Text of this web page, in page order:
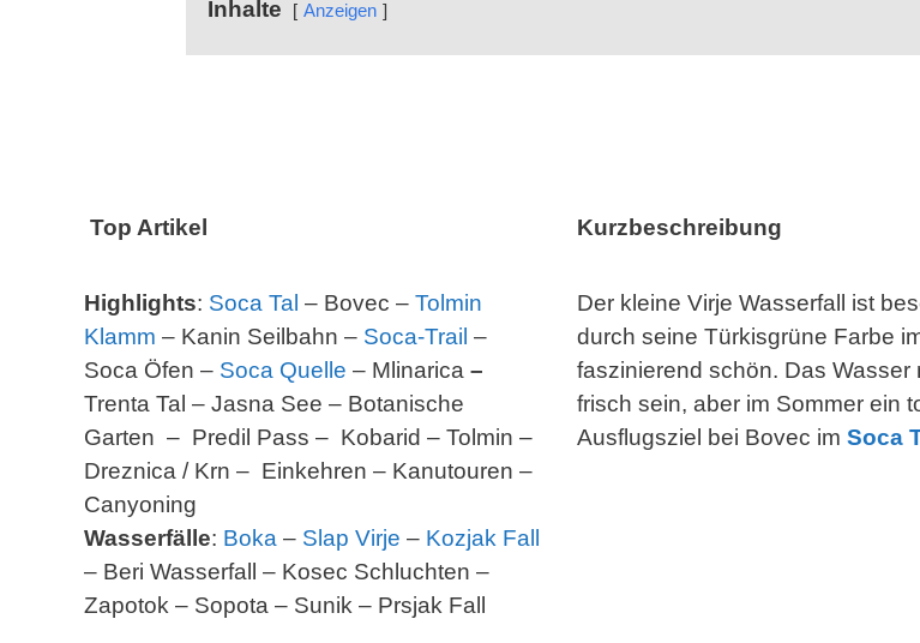
Inhalte Anzeigen
Top Artikel
Highlights: Soca Tal – Bovec – Tolmin
Klamm – Kanin Seilbahn – Soca-Trail –
Soca Öfen – Soca Quelle – Mlinarica–
Trenta Tal – Jasna See – Botanische
Garten – Predil Pass – Kobarid – Tolmin –
Dreznica / Krn – Einkehren – Kanutouren –
Canyoning
Wasserfälle: Boka– Slap Virje – Kozjak Fall
– Beri Wasserfall – Kosec Schluchten –
Zapotok – Sopota – Sunik – Prsjak Fall
Kurzbeschreibung
Der kleine Virje Wasserfall ist
durch seine Türkisgrüne Farbe
faszinierend schön. Das Wasser
frisch sein, aber im Sommer ein
Ausflugsziel bei Bovec imSoca